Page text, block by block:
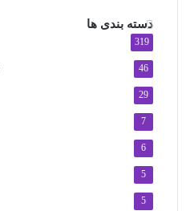
دسته بندی ها
319
46
29
7
6
5
5